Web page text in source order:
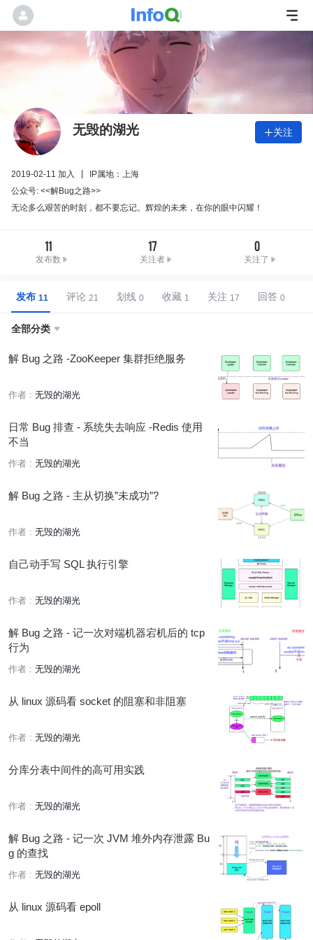
无毁的湖光 关注
2019-02-11 加入
IP属地：上海
公众号: <<解Bug之路>>
无论多么艰苦的时刻，都不要忘记。辉煌的未来，在你的眼中闪耀！
11
发布数
17
关注者
0
关注了
发布 评论 划线 收藏 关注 回答
全部分类 
解 Bug 之路 -ZooKeeper 集群拒绝服务
作者 : 无毁的湖光
日常 Bug 排查 - 系统失去响应 -Redis 使用
不当
作者 : 无毁的湖光
解 Bug 之路 - 主从切换”未成功”?
作者 : 无毁的湖光
自己动手写 SQL 执行引擎
作者 : 无毁的湖光
解 Bug 之路 - 记一次对端机器宕机后的 tcp
行为
作者 : 无毁的湖光
从 linux 源码看 socket 的阻塞和非阻塞
作者 : 无毁的湖光
分库分表中间件的高可用实践
作者 : 无毁的湖光
解 Bug 之路 - 记一次 JVM 堆外内存泄露 Bu
g 的查找
作者 : 无毁的湖光
从 linux 源码看 epoll